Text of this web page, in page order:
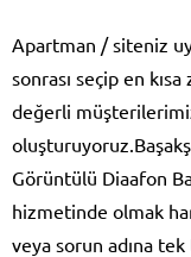
Apartman / siteniz
sonrası seçip en
değerli
Görüntülü Diaafon
hizmetinde olmak
veya sorun adına